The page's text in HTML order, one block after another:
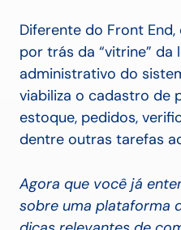
Diferente do Front
por trás da “vitrine” da
administrativo do
viabiliza o cadastro de
estoque, pedidos,
dentre outras tarefas
Agora que você já
sobre uma plataforma